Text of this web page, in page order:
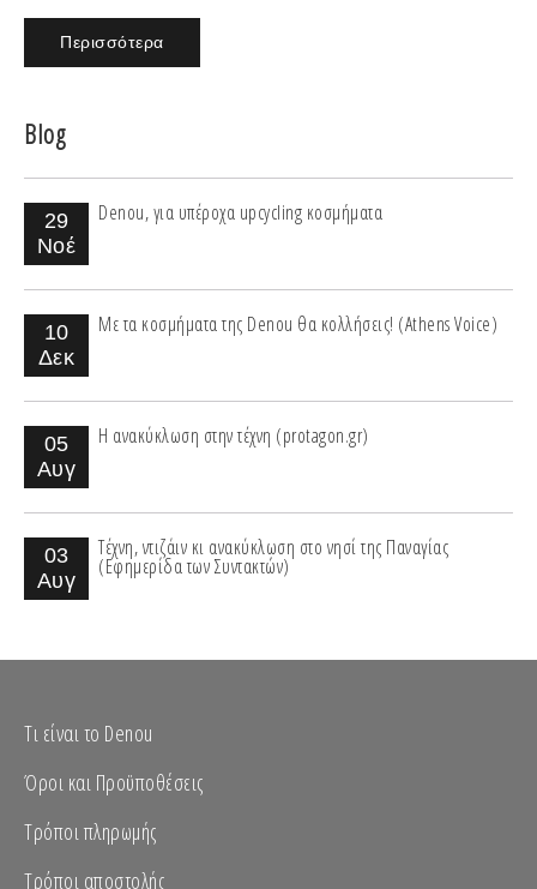
Περισσότερα
Blog
29
Νοέ
Denou, για υπέροχα upcycling κοσμήματα
10
Δεκ
Με τα κοσμήματα της Denou θα κολλήσεις! (Athens Voice)
05
Αυγ
Η ανακύκλωση στην τέχνη (protagon.gr)
03
Αυγ
Τέχνη, ντιζάιν κι ανακύκλωση στο νησί της Παναγίας
(Εφημερίδα των Συντακτών)
Τι είναι το Denou
Όροι και Προϋποθέσεις
Τρόποι πληρωμής
Τρόποι αποστολής